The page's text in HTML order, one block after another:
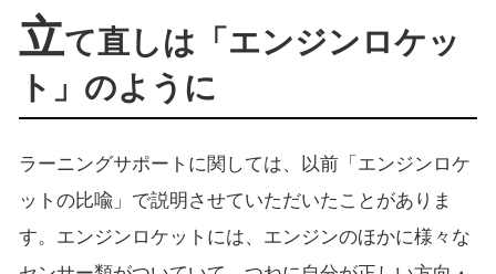
立て直しは「エンジンロケッ
ト」のように
ラーニングサポートに関しては、以前「エンジンロケ
ットの比喩」で説明させていただいたことがありま
す。エンジンロケットには、エンジンのほかに様々な